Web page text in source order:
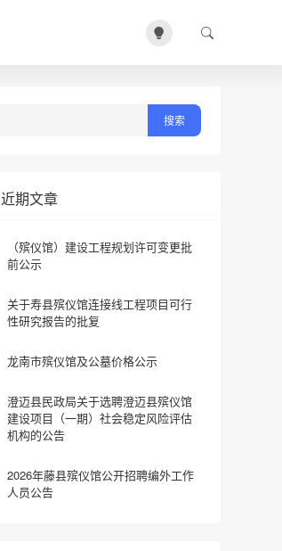
近期文章
（殡仪馆）建设工程规划许可变更批
前公示
关于寿县殡仪馆连接线工程项目可行
性研究报告的批复
龙南市殡仪馆及公墓价格公示
澄迈县民政局关于选聘澄迈县殡仪馆
建设项目（一期）社会稳定风险评估
机构的公告
2026年藤县殡仪馆公开招聘编外工作
人员公告